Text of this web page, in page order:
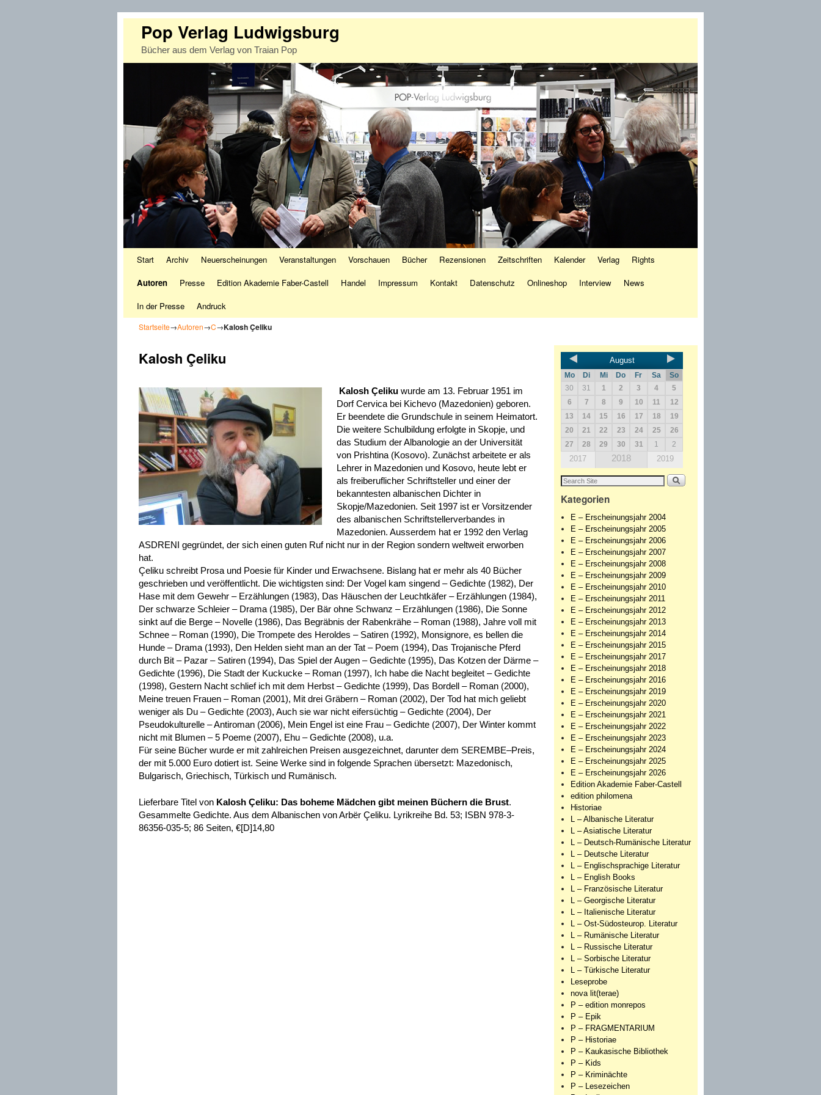
Pop Verlag Ludwigsburg
Bücher aus dem Verlag von Traian Pop
Start Archiv Neuerscheinungen Veranstaltungen Vorschauen Bücher Rezensionen Zeitschriften Kalender Verlag
Rights
Autoren
Presse Edition Akademie Faber-Castell Handel Impressum Kontakt Datenschutz Onlineshop Interview
News
In der Presse
Andruck
Startseite→Autoren→C→Kalosh Çeliku
Kalosh Çeliku
Kalosh Çeliku wurde am 13. Februar 1951 im
Dorf Cervica bei Kichevo (Mazedonien) geboren.
Er beendete die Grundschule in seinem Heimatort.
Die weitere Schulbildung erfolgte in Skopje, und
das Studium der Albanologie an der Universität
von Prishtina (Kosovo). Zunächst arbeitete er als
Lehrer in Mazedonien und Kosovo, heute lebt er
als freiberuflicher Schriftsteller und einer der
bekanntesten albanischen Dichter in
Skopje/Mazedonien. Seit 1997 ist er Vorsitzender
des albanischen Schriftstellerverbandes in
Mazedonien. Ausserdem hat er 1992 den Verlag
ASDRENI gegründet, der sich einen guten Ruf nicht nur in der Region sondern weltweit erworben
hat.
Çeliku schreibt Prosa und Poesie für Kinder und Erwachsene. Bislang hat er mehr als 40 Bücher
geschrieben und veröffentlicht. Die wichtigsten sind: Der Vogel kam singend – Gedichte (1982), Der
Hase mit dem Gewehr – Erzählungen (1983), Das Häuschen der Leuchtkäfer – Erzählungen (1984),
Der schwarze Schleier – Drama (1985), Der Bär ohne Schwanz – Erzählungen (1986), Die Sonne
sinkt auf die Berge – Novelle (1986), Das Begräbnis der Rabenkrähe – Roman (1988), Jahre voll mit
Schnee – Roman (1990), Die Trompete des Heroldes – Satiren (1992), Monsignore, es bellen die
Hunde – Drama (1993), Den Helden sieht man an der Tat – Poem (1994), Das Trojanische Pferd
durch Bit – Pazar – Satiren (1994), Das Spiel der Augen – Gedichte (1995), Das Kotzen der Därme –
Gedichte (1996), Die Stadt der Kuckucke – Roman (1997), Ich habe die Nacht begleitet – Gedichte
(1998), Gestern Nacht schlief ich mit dem Herbst – Gedichte (1999), Das Bordell – Roman (2000),
Meine treuen Frauen – Roman (2001), Mit drei Gräbern – Roman (2002), Der Tod hat mich geliebt
weniger als Du – Gedichte (2003), Auch sie war nicht eifersüchtig – Gedichte (2004), Der
Pseudokulturelle – Antiroman (2006), Mein Engel ist eine Frau – Gedichte (2007), Der Winter kommt
nicht mit Blumen – 5 Poeme (2007), Ehu – Gedichte (2008), u.a.
Für seine Bücher wurde er mit zahlreichen Preisen ausgezeichnet, darunter dem SEREMBE–Preis,
der mit 5.000 Euro dotiert ist. Seine Werke sind in folgende Sprachen übersetzt: Mazedonisch,
Bulgarisch, Griechisch, Türkisch und Rumänisch.
Lieferbare Titel von Kalosh Çeliku: Das boheme Mädchen gibt meinen Büchern die Brust.
Gesammelte Gedichte. Aus dem Albanischen von Arbër Çeliku. Lyrikreihe Bd. 53; ISBN 978-3-
86356-035-5; 86 Seiten, €[D]14,80
August
Mo Di Mi Do Fr Sa
So
30
31 1 2 3 4
5
6
7 8 9 10 11
12
13
14 15 16 17 18
19
20
21 22 23 24 25
26
27
28 29 30 31 1 2
2017 2018 2019
Kategorien
E – Erscheinungsjahr 2004
E – Erscheinungsjahr 2005
E – Erscheinungsjahr 2006
E – Erscheinungsjahr 2007
E – Erscheinungsjahr 2008
E – Erscheinungsjahr 2009
E – Erscheinungsjahr 2010
E – Erscheinungsjahr 2011
E – Erscheinungsjahr 2012
E – Erscheinungsjahr 2013
E – Erscheinungsjahr 2014
E – Erscheinungsjahr 2015
E – Erscheinungsjahr 2017
E – Erscheinungsjahr 2018
E – Erscheinungsjahr 2016
E – Erscheinungsjahr 2019
E – Erscheinungsjahr 2020
E – Erscheinungsjahr 2021
E – Erscheinungsjahr 2022
E – Erscheinungsjahr 2023
E – Erscheinungsjahr 2024
E – Erscheinungsjahr 2025
E – Erscheinungsjahr 2026
Edition Akademie Faber-Castell
edition philomena
Historiae
L – Albanische Literatur
L – Asiatische Literatur
L – Deutsch-Rumänische Literatur
L – Deutsche Literatur
L – Englischsprachige Literatur
L – English Books
L – Französische Literatur
L – Georgische Literatur
L – Italienische Literatur
L – Ost-Südosteurop. Literatur
L – Rumänische Literatur
L – Russische Literatur
L – Sorbische Literatur
L – Türkische Literatur
Leseprobe
nova lit(terae)
P – edition monrepos
P – Epik
P – FRAGMENTARIUM
P – Historiae
P – Kaukasische Bibliothek
P – Kids
P – Kriminächte
P – Lesezeichen